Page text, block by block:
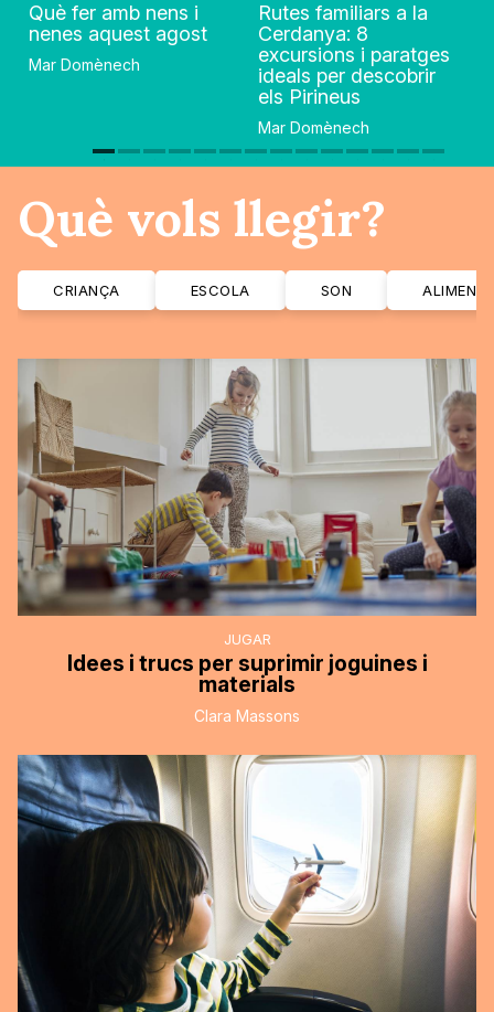
Què fer amb nens i
nenes aquest agost
Mar Domènech
Rutes familiars a la
Cerdanya: 8
excursions i paratges
ideals per descobrir
els Pirineus
Mar Domènech
Què vols llegir?
CRIANÇA ESCOLA SON
JUGAR
Idees i trucs per suprimir joguines i
materials
Clara Massons